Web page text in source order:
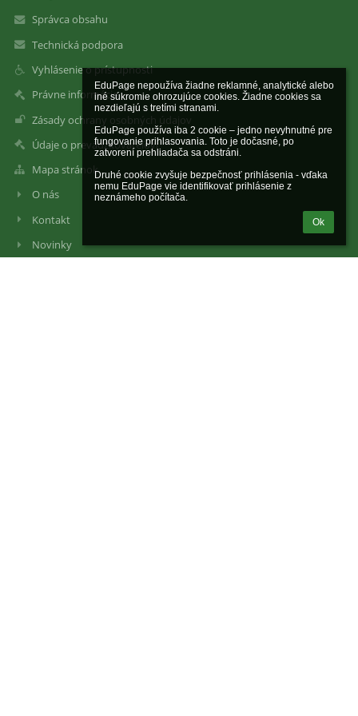
EduPage nepoužíva žiadne reklamné, analytické alebo
iné súkromie ohrozujúce cookies. Žiadne cookies sa
nezdieľajú s tretími stranami.
EduPage používa iba 2 cookie – jedno nevyhnutné pre
fungovanie prihlasovania. Toto je dočasné, po
zatvorení prehliadača sa odstráni.
Druhé cookie zvyšuje bezpečnosť prihlásenia - vďaka
nemu EduPage vie identifikovať prihlásenie z
neznámeho počítača.
Ok
Správca obsahu
Technická podpora
Vyhlásenie o prístupnosti
Právne informácie
Zásady ochrany osobných údajov
Údaje o prevádzkovateľovi
Mapa stránok
O nás
Kontakt
Novinky